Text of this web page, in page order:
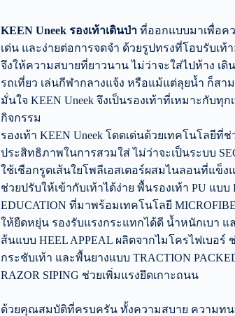
KEEN Uneek รองเท้าเดินป่า ที่ออกแบบมาเพื่อค
เด่น และง่ายต่อการจดจำ ด้วยรูปทรงที่โอบรับเท้
จึงให้ความสบายที่ยาวนาน ไม่ว่าจะใส่ไปห้าง เดิ
รถเที่ยว เล่นกีฬากลางแจ้ง หรือแม้แต่ลุยน้ำ ก็สา
มั่นใจ KEEN Uneek จึงเป็นรองเท้าที่เหมาะกับทุ
กิจกรรม
รองเท้า KEEN Uneek โดดเด่นด้วยเทคโนโลยีที่ช่
ประสิทธิภาพในการสวมใส่ ไม่ว่าจะเป็นระบบ
ใช้เชือกรูดเส้นใยโพลีเอสเตอร์ผสมไนลอนที่แข็ง
ช่วยปรับให้เข้ากับเท้าได้ง่าย พื้นรองเท้า PU แบบ
EDUCATION ที่มาพร้อมเทคโนโลยี
ให้ยืดหยุ่น รองรับแรงกระแทกได้ดี น้ำหนักเบา
ส้นแบบ HEEL APPEAL ผลิตจากไมโครไฟเบอร์
กระชับเท้า และพื้นยางแบบ TRACTION
RAZOR SIPING ช่วยเพิ่มแรงยึดเกาะถนน
ด้วยคุณสมบัติที่ครบครัน ทั้งความสบาย ความท